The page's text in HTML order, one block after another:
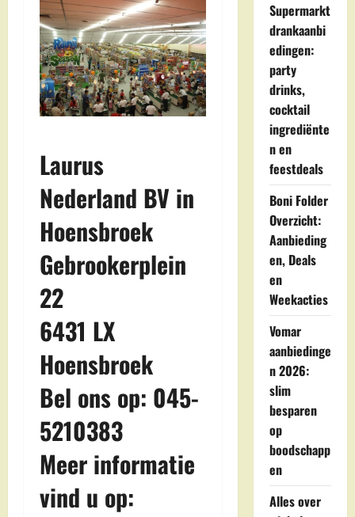
Laurus
Nederland BV in
Hoensbroek
Gebrookerplein
22
6431 LX
Hoensbroek
Bel ons op: 045-
5210383
Meer informatie
vind u op:
Supermarkt
drankaanbi
edingen:
party
drinks,
cocktail
ingrediënte
n en
feestdeals
Boni Folder
Overzicht:
Aanbieding
en, Deals
en
Weekacties
Vomar
aanbiedinge
n 2026:
slim
besparen
op
boodschapp
en
Alles over